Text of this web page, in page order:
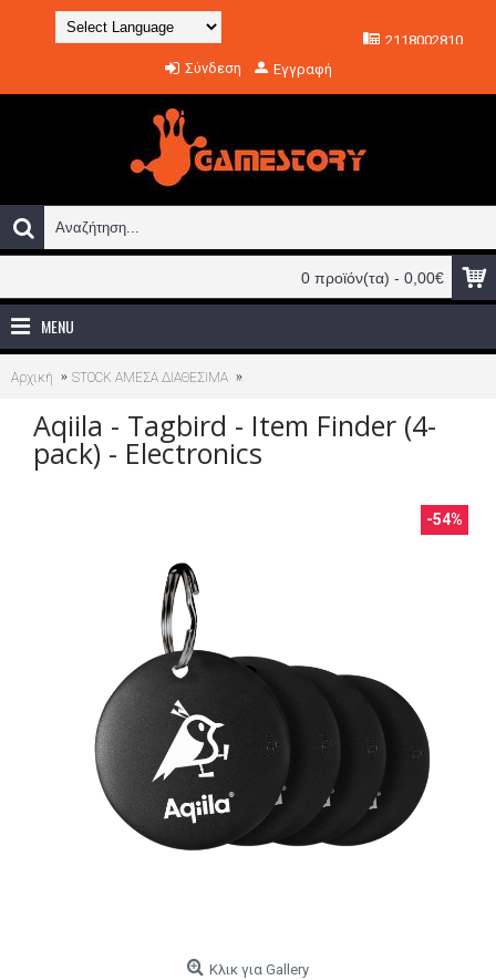
Translate
2118002810
Σύνδεση
Εγγραφή
0 προϊόν(τα) - 0,00€
MENU
Αρχική STOCK ΑΜΕΣΑ ΔΙΑΘΕΣΙΜΑ
Aqiila - Tagbird - Item Finder (4-
pack) - Electronics
-54%
Κλικ για Gallery